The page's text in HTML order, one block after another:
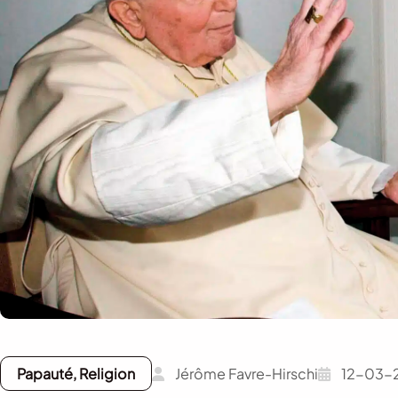
Papauté, Religion Jérôme Favre-Hirschi 12-03-